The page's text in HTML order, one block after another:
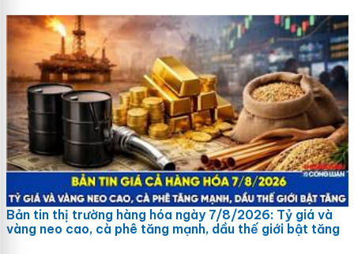
Bản tin thị trường hàng hóa ngày 7/8/2026: Tỷ giá và
vàng neo cao, cà phê tăng mạnh, dầu thế giới bật tăng